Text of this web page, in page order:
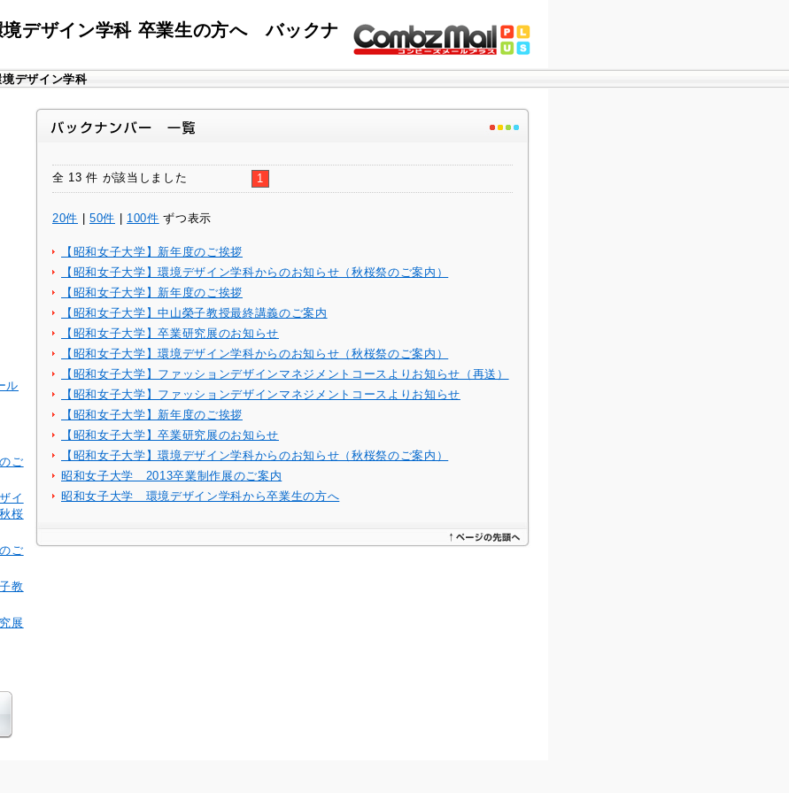
デザイン学科 卒業生の方へ バックナ
デザイン学科
全 13 件 が該当しました 1
20件 50件 100件 ずつ表示
【昭和女子大学】新年度のご挨拶
【昭和女子大学】環境デザイン学科からのお知らせ（秋桜祭のご案内）
【昭和女子大学】新年度のご挨拶
【昭和女子大学】中山榮子教授最終講義のご案内
【昭和女子大学】卒業研究展のお知らせ
【昭和女子大学】環境デザイン学科からのお知らせ（秋桜祭のご案内）
【昭和女子大学】ファッションデザインマネジメントコースよりお知らせ（再送）
【昭和女子大学】ファッションデザインマネジメントコースよりお知らせ
【昭和女子大学】新年度のご挨拶
【昭和女子大学】卒業研究展のお知らせ
【昭和女子大学】環境デザイン学科からのお知らせ（秋桜祭のご案内）
昭和女子大学 2013卒業制作展のご案内
昭和女子大学 環境デザイン学科から卒業生の方へ
ル
ご
イ
桜
ご
教
展